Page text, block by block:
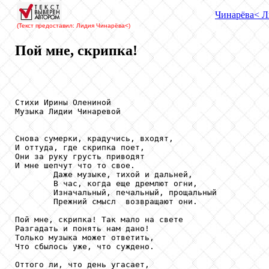
(Текст предоставил: Лидия Чинарёва<)
Чинарёва<
Пой мне, скрипка!
Стихи Ирины Олениной
Музыка Лидии Чинаревой
Снова сумерки, крадучись, входят,
И оттуда, где скрипка поет,
Они за руку грусть приводят
И мне шепчут что то свое.
        Даже музыке, тихой и дальней,
        В час, когда еще дремлют огни,
        Изначальный, печальный, прощальный
        Прежний смысл  возвращают они.
Пой мне, скрипка! Так мало на свете
Разгадать и понять нам дано!
Только музыка может ответить,
Что сбылось уже, что суждено.
Оттого ли, что день угасает,